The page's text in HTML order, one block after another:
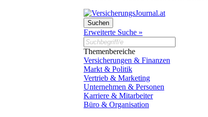
Erweiterte Suche »
Themenbereiche
Versicherungen & Finanzen
Markt & Politik
Vertrieb & Marketing
Unternehmen & Personen
Karriere & Mitarbeiter
Büro & Organisation